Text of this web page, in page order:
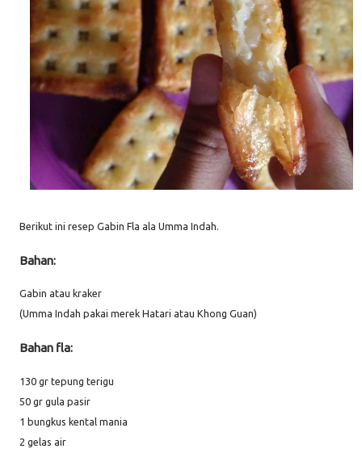
Berikut ini resep Gabin Fla ala Umma Indah.
Bahan:
Gabin atau kraker
(Umma Indah pakai merek Hatari atau Khong Guan)
Bahan fla:
130 gr tepung terigu
50 gr gula pasir
1 bungkus kental mania
2 gelas air